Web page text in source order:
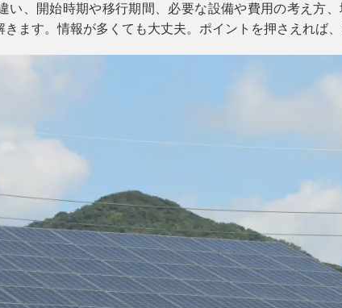
い、開始時期や移行期間、必要な設備や費用の考え方
ます。情報が多くても大丈夫。ポイントを押さえれば、